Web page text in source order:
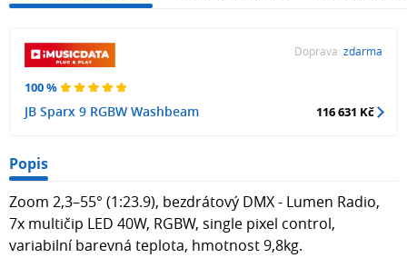
100 %
JB Sparx 9 RGBW Washbeam
Doprava: zdarma
116 631 Kč
Popis
Zoom 2,3–55° (1:23.9), bezdrátový DMX - Lumen Radio,
7x multičip LED 40W, RGBW, single pixel control,
variabilní barevná teplota, hmotnost 9,8kg.